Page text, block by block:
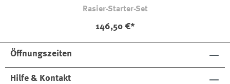
Rasier-Starter-Set
146,50 €*
Öffnungszeiten
Hilfe & Kontakt